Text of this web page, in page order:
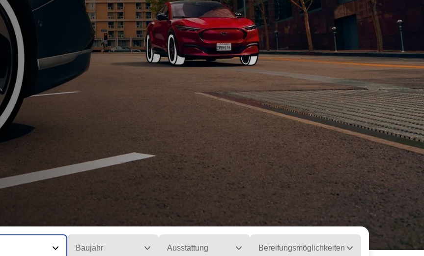
Baujahr Ausstattung Bereifungsmöglichkeiten